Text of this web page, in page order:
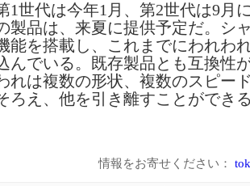
世代は今年1月、第2世代は9月
製品は、来夏に提供予定だ。シ
能を搭載し、これまでにわれわ
んでいる。既存製品とも互換性
れは複数の形状、複数のスピー
ろえ、他を引き離すことができ
情報をお寄せください：